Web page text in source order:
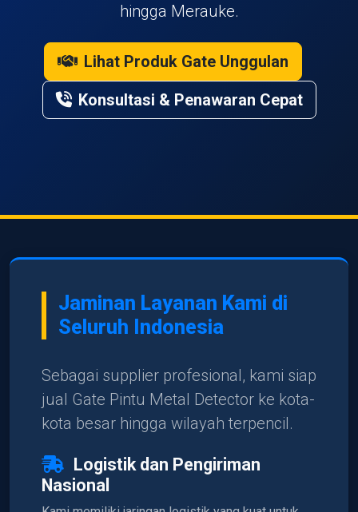
hingga Merauke.
Lihat Produk Gate Unggulan
Konsultasi & Penawaran Cepat
Jaminan Layanan Kami di
Seluruh Indonesia
Sebagai supplier profesional, kami siap
jual Gate Pintu Metal Detector ke kota-
kota besar hingga wilayah terpencil.
Logistik dan Pengiriman
Nasional